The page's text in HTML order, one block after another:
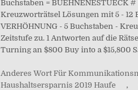
Buchstaben = BUEHNENESTUECK
Kreuzworträtsel Lösungen mit 5 - 12
VERHÖHNUNG - 5 Buchstaben -
Zeitstufe zu. 1 Antworten auf die
Turning an $800 Buy into a $15,800
Anderes Wort Für
Haushaltsersparnis 2019 Haufe
,